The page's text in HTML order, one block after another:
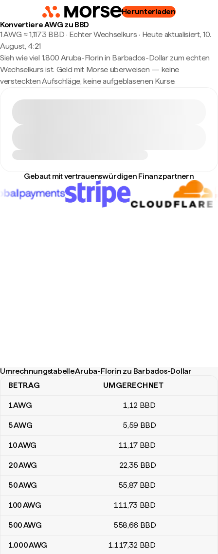
Herunterladen
Konvertiere AWG zu BBD
1 AWG ≈ 1,1173 BBD · Echter Wechselkurs · Heute aktualisiert, 10.
August, 4:21
Sieh wie viel 1.800 Aruba-Florin in Barbados-Dollar zum echten
Wechselkurs ist. Geld mit Morse überweisen — keine
versteckten Aufschläge, keine aufgeblasenen Kurse.
Gebaut mit vertrauenswürdigen Finanzpartnern
Umrechnungstabelle Aruba-Florin zu Barbados-Dollar
Umrechnungstabelle Aruba-Florin zu Barbados-Dollar
BETRAG UMGERECHNET
1AWG 1,12 BBD
5AWG 5,59 BBD
10AWG 11,17 BBD
20AWG 22,35 BBD
50AWG 55,87 BBD
100AWG 111,73 BBD
500AWG 558,66 BBD
1.000AWG 1.117,32 BBD